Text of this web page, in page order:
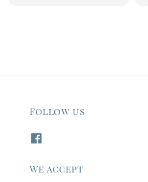
Follow us
We accept